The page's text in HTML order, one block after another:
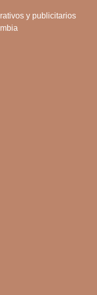
y publicitarios